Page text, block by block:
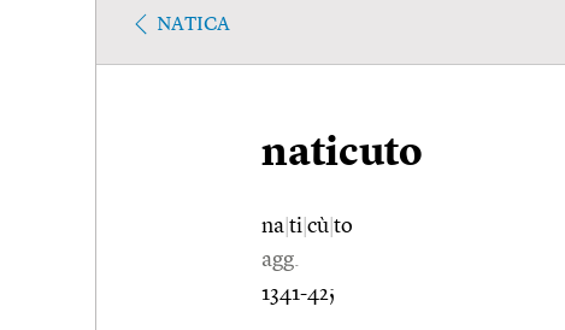
NATICA
naticuto
na ti cù to
agg.
1341-42;